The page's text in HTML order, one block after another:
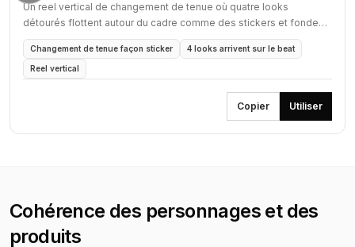
Un reel vertical de changement de tenue où quatre looks
détourés flottent autour du cadre comme des stickers et fondent
sur le rythme pour remplacer la tenue portée.
Changement de tenue façon sticker 4 looks arrivent sur le beat
Reel vertical
Copier Utiliser
Cohérence des personnages et des
produits